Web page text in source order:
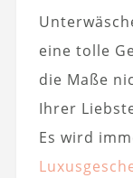
eine tolle
die Maße
Ihrer
Es wird